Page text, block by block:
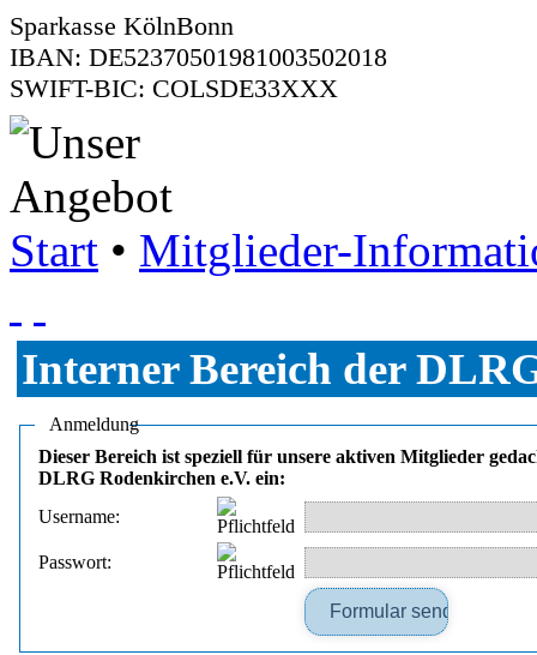
Sparkasse KölnBonn
IBAN: DE52370501981003502018
SWIFT-BIC: COLSDE33XXX
Start • Mitglieder-
Interner Bereich der
Anmeldung
Dieser Bereich ist speziell für unsere aktiven Mitglieder
DLRG Rodenkirchen e.V. ein:
Username:
Passwort: